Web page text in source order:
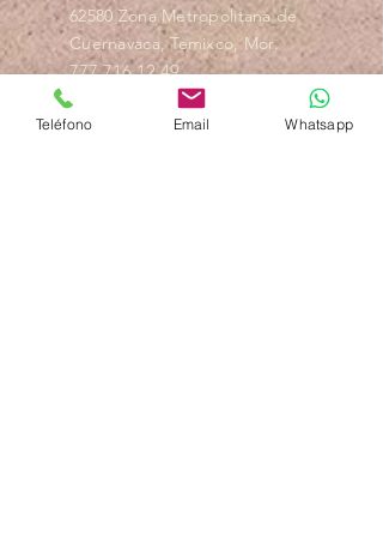
62580 Zona Metropolitana de
Cuernavaca, Temixco, Mor.
777 716 12 49
777 170 60 93
Teléfono Email Whatsapp